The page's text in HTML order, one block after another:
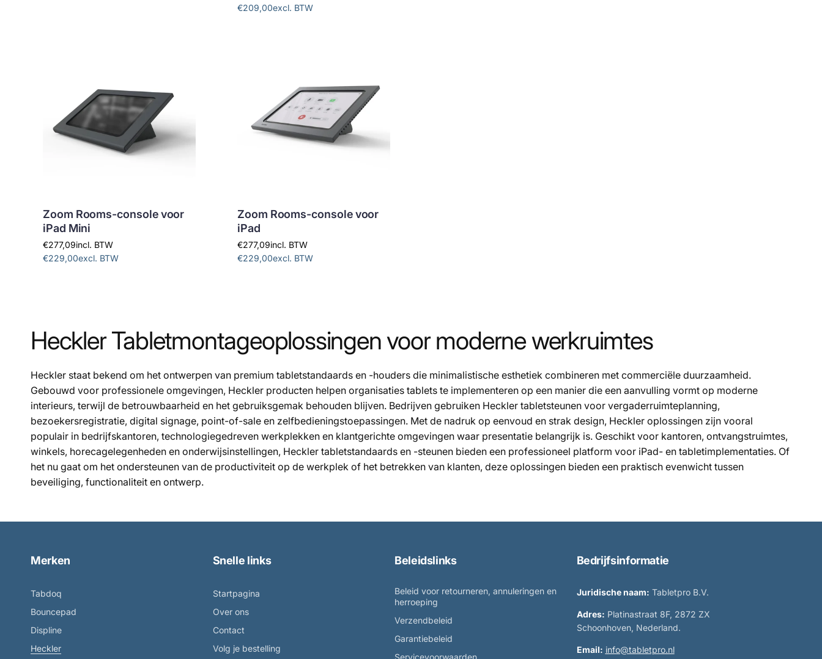
€209,00excl. BTW
Zoom Rooms-console voor
iPad Mini
€277,09incl. BTW
€229,00excl. BTW
Zoom Rooms-console voor
iPad
€277,09incl. BTW
€229,00excl. BTW
Heckler Tabletmontageoplossingen voor moderne werkruimtes
Heckler staat bekend om het ontwerpen van premium tabletstandaards en -houders die minimalistische esthetiek combineren met commerciële duurzaamheid.
Gebouwd voor professionele omgevingen, Heckler producten helpen organisaties tablets te implementeren op een manier die een aanvulling vormt op moderne
interieurs, terwijl de betrouwbaarheid en het gebruiksgemak behouden blijven. Bedrijven gebruiken Heckler tabletsteunen voor vergaderruimteplanning,
bezoekersregistratie, digital signage, point-of-sale en zelfbedieningstoepassingen. Met de nadruk op eenvoud en strak design, Heckler oplossingen zijn vooral
populair in bedrijfskantoren, technologiegedreven werkplekken en klantgerichte omgevingen waar presentatie belangrijk is. Geschikt voor kantoren, ontvangstruimtes,
winkels, horecagelegenheden en onderwijsinstellingen, Heckler tabletstandaards en -steunen bieden een professioneel platform voor iPad- en tabletimplementaties. Of
het nu gaat om het ondersteunen van de productiviteit op de werkplek of het betrekken van klanten, deze oplossingen bieden een praktisch evenwicht tussen
beveiliging, functionaliteit en ontwerp.
Merken
Tabdoq
Bouncepad
Displine
Heckler
Snelle links
Startpagina
Over ons
Contact
Volg je bestelling
Beleidslinks
Beleid voor retourneren, annuleringen en
herroeping
Verzendbeleid
Garantiebeleid
Servicevoorwaarden
Bedrijfsinformatie
Juridische naam: Tabletpro B.V.
Adres: Platinastraat 8F, 2872 ZX
Schoonhoven, Nederland.
Email: info@tabletpro.nl